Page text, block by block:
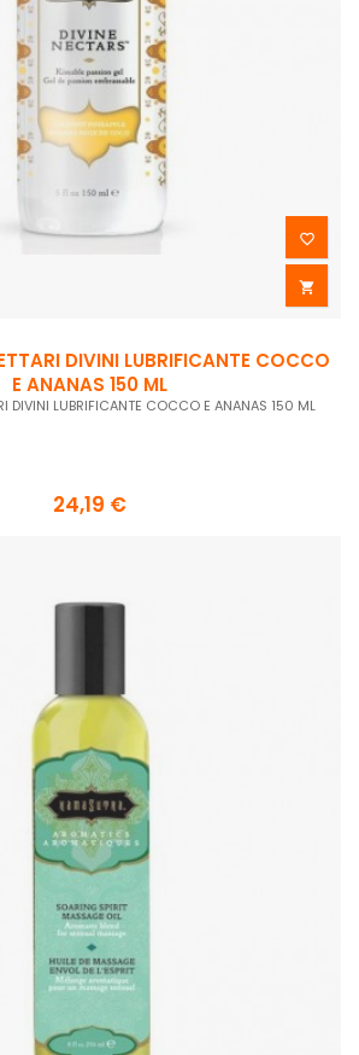


DIVINI LUBRIFICANTE COCCO
E ANANAS 150 ML
DIVINI LUBRIFICANTE COCCO E ANANAS 150 ML
24,19 €